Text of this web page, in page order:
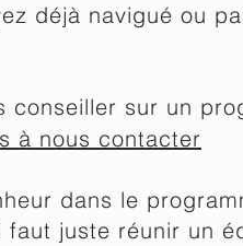
déjà navigué ou
conseiller sur un
à nous contacter
dans le
juste réunir un